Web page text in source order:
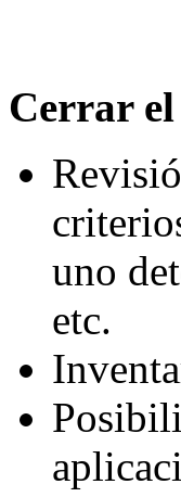
Cerrar
uno
etc.